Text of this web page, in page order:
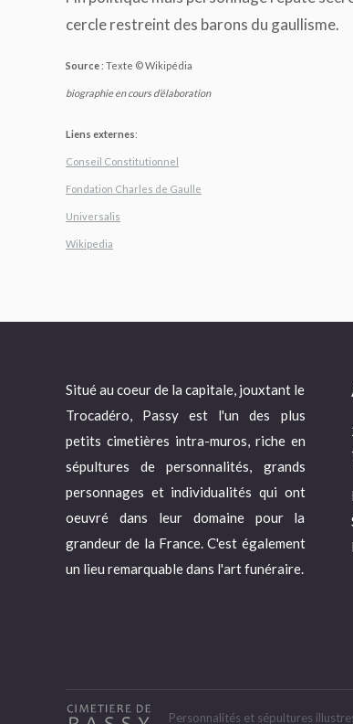
cercle restreint des barons du gaullisme.
Source: Texte © Wikipédia
biographie en cours d’élaboration
Liens externes:
Conseil Constitutionnel
Fondation Charles de Gaulle
Universalis
Wikipedia
Situé au coeur de la capitale, jouxtant le
Trocadéro, Passy est l'un des plus
petits cimetières intra-muros, riche en
sépultures de personnalités, grands
personnages et individualités qui ont
oeuvré dans leur domaine pour la
grandeur de la France. C'est également
un lieu remarquable dans l'art funéraire.
Personnalités et sépultures